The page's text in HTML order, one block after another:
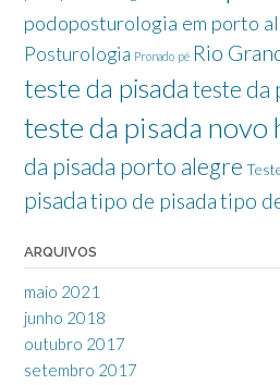
podoposturologia em porto
Posturologia Pronado pé Rio
teste da pisadateste da
teste da pisada novo
da pisada porto alegre
pisadatipo de pisadatipo
ARQUIVOS
maio 2021
junho 2018
outubro 2017
setembro 2017